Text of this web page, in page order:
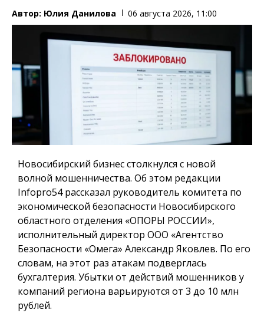
Автор: Юлия Данилова 06 августа 2026, 11:00
Новосибирский бизнес столкнулся с новой
волной мошенничества. Об этом редакции
Infopro54 рассказал руководитель комитета по
экономической безопасности Новосибирского
областного отделения «ОПОРЫ РОССИИ»,
исполнительный директор ООО «Агентство
Безопасности «Омега» Александр Яковлев. По его
словам, на этот раз атакам подверглась
бухгалтерия. Убытки от действий мошенников у
компаний региона варьируются от 3 до 10 млн
рублей.